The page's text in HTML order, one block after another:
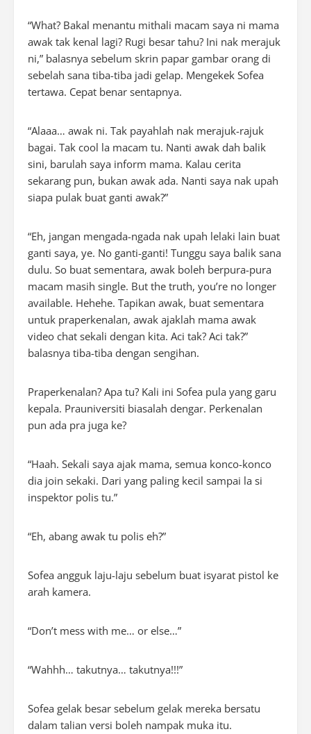
“What? Bakal menantu mithali macam saya ni mama
awak tak kenal lagi? Rugi besar tahu? Ini nak merajuk
ni,” balasnya sebelum skrin papar gambar orang di
sebelah sana tiba-tiba jadi gelap. Mengekek Sofea
tertawa. Cepat benar sentapnya.
“Alaaa… awak ni. Tak payahlah nak merajuk-rajuk
bagai. Tak cool la macam tu. Nanti awak dah balik
sini, barulah saya inform mama. Kalau cerita
sekarang pun, bukan awak ada. Nanti saya nak upah
siapa pulak buat ganti awak?”
“Eh, jangan mengada-ngada nak upah lelaki lain buat
ganti saya, ye. No ganti-ganti! Tunggu saya balik sana
dulu. So buat sementara, awak boleh berpura-pura
macam masih single. But the truth, you’re no longer
available. Hehehe. Tapikan awak, buat sementara
untuk praperkenalan, awak ajaklah mama awak
video chat sekali dengan kita. Aci tak? Aci tak?”
balasnya tiba-tiba dengan sengihan.
Praperkenalan? Apa tu? Kali ini Sofea pula yang garu
kepala. Prauniversiti biasalah dengar. Perkenalan
pun ada pra juga ke?
“Haah. Sekali saya ajak mama, semua konco-konco
dia join sekaki. Dari yang paling kecil sampai la si
inspektor polis tu.”
“Eh, abang awak tu polis eh?”
Sofea angguk laju-laju sebelum buat isyarat pistol ke
arah kamera.
“Don’t mess with me… or else…”
“Wahhh… takutnya… takutnya!!!”
Sofea gelak besar sebelum gelak mereka bersatu
dalam talian versi boleh nampak muka itu.